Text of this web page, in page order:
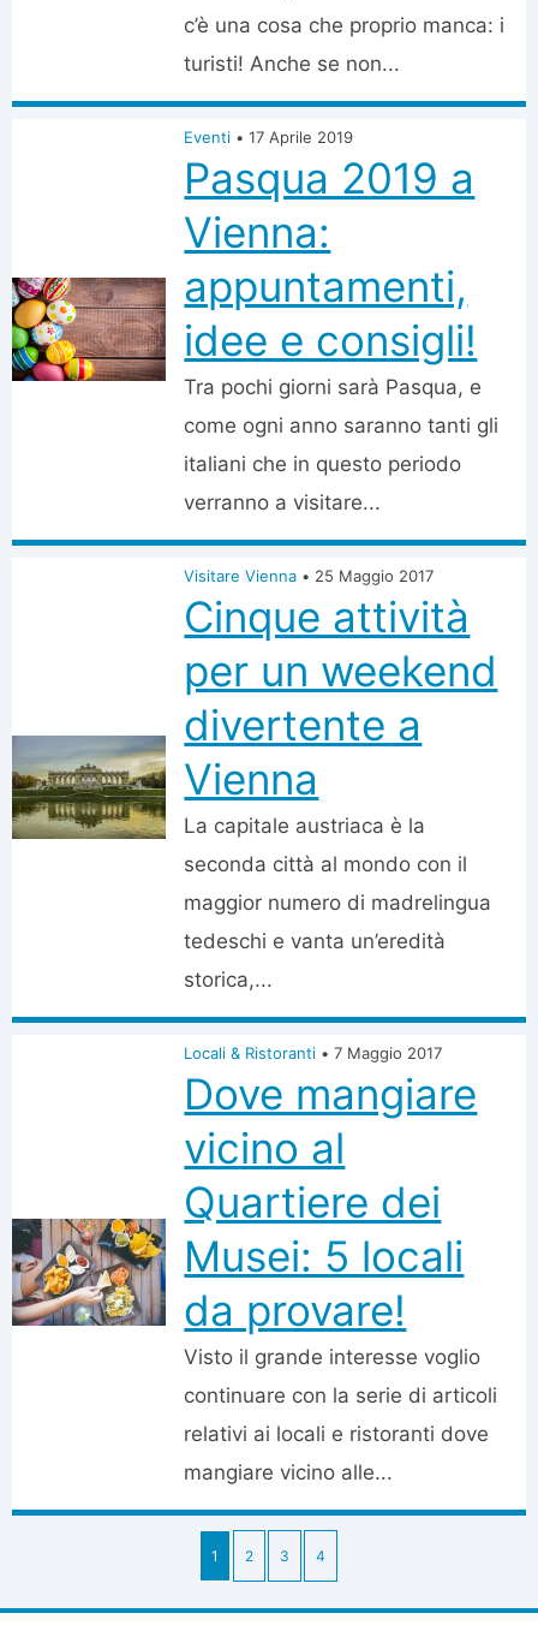
c’è una cosa che proprio manca: i
turisti! Anche se non...
Eventi • 17 Aprile 2019
Pasqua 2019 a
Vienna:
appuntamenti,
idee e consigli!
Tra pochi giorni sarà Pasqua, e
come ogni anno saranno tanti gli
italiani che in questo periodo
verranno a visitare...
Visitare Vienna • 25 Maggio 2017
Cinque attività
per un weekend
divertente a
Vienna
La capitale austriaca è la
seconda città al mondo con il
maggior numero di madrelingua
tedeschi e vanta un’eredità
storica,...
Locali & Ristoranti • 7 Maggio 2017
Dove mangiare
vicino al
Quartiere dei
Musei: 5 locali
da provare!
Visto il grande interesse voglio
continuare con la serie di articoli
relativi ai locali e ristoranti dove
mangiare vicino alle...
1 2 3 4